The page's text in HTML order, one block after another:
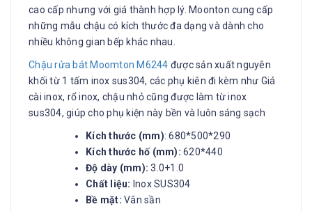
cao cấp nhưng với giá thành hợp lý. Moonton cung cấp
những mẫu chậu có kích thước đa dạng và dành cho
nhiều không gian bếp khác nhau.
Chậu rửa bát Moomton M6244 được sản xuất nguyên
khối từ 1 tấm inox sus304, các phụ kiên đi kèm như Giá
cài inox, rổ inox, chậu nhỏ cũng được làm từ inox
sus304, giúp cho phụ kiện này bền và luôn sáng sạch
Kích thước (mm): 680*500*290
Kích thước hố (mm): 620*440
Độ dày (mm): 3.0+1.0
Chất liệu: Inox SUS304
Bề mặt: Vân sần